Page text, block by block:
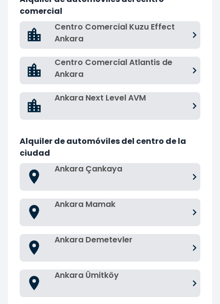
comercial
Centro Comercial Kuzu Effect
Ankara
Centro Comercial Atlantis de
Ankara
Ankara Next Level AVM
Alquiler de automóviles del centro de la
ciudad
Ankara Çankaya
Ankara Mamak
Ankara Demetevler
Ankara Ümitköy